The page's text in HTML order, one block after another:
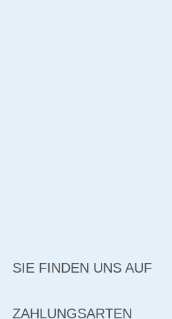
SIE FINDEN UNS AUF
ZAHLUNGSARTEN